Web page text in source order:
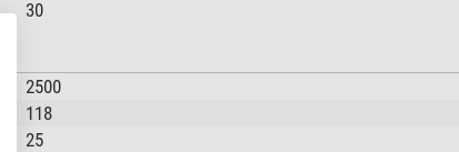
30
2500
118
25